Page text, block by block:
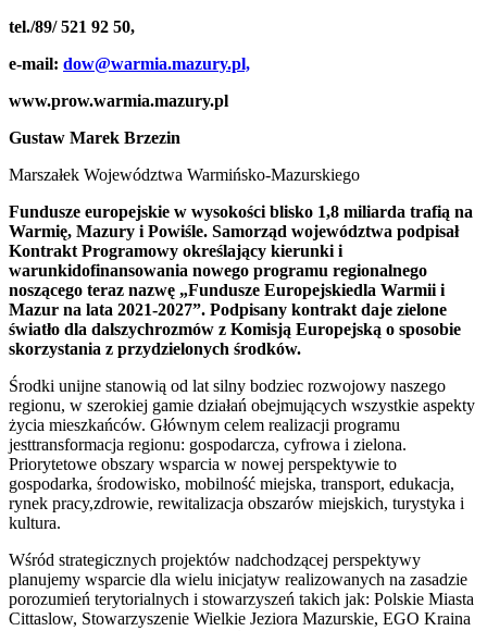
tel./89/ 521 92 50,
e-mail: dow@warmia.mazury.pl,
www.prow.warmia.mazury.pl
Gustaw Marek Brzezin
Marszałek Województwa Warmińsko-Mazurskiego
Fundusze europejskie w wysokości blisko 1,8 miliarda trafią na
Warmię, Mazury i Powiśle. Samorząd województwa podpisał
Kontrakt Programowy określający kierunki i
warunkidofinansowania nowego programu regionalnego
noszącego teraz nazwę „Fundusze Europejskiedla Warmii i
Mazur na lata 2021-2027”. Podpisany kontrakt daje zielone
światło dla dalszychrozmów z Komisją Europejską o sposobie
skorzystania z przydzielonych środków.
Środki unijne stanowią od lat silny bodziec rozwojowy naszego
regionu, w szerokiej gamie działań obejmujących wszystkie aspekty
życia mieszkańców. Głównym celem realizacji programu
jesttransformacja regionu: gospodarcza, cyfrowa i zielona.
Priorytetowe obszary wsparcia w nowej perspektywie to
gospodarka, środowisko, mobilność miejska, transport, edukacja,
rynek pracy,zdrowie, rewitalizacja obszarów miejskich, turystyka i
kultura.
Wśród strategicznych projektów nadchodzącej perspektywy
planujemy wsparcie dla wielu inicjatyw realizowanych na zasadzie
porozumień terytorialnych i stowarzyszeń takich jak: Polskie Miasta
Cittaslow, Stowarzyszenie Wielkie Jeziora Mazurskie, EGO Kraina